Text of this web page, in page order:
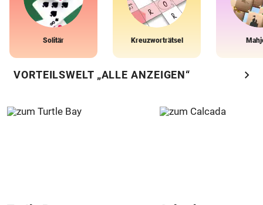
Solitär Kreuzworträtsel
VORTEILSWELT „ALLE ANZEIGEN“ chevron_right